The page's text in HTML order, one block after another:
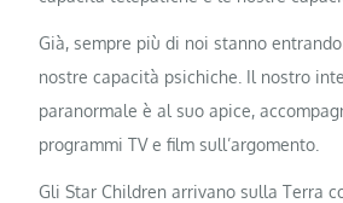
Già, sempre più di noi stanno
nostre capacità psichiche. Il nostro
paranormale è al suo apice,
programmi TV e film sull’argomento.
Gli Star Children arrivano sulla Terra